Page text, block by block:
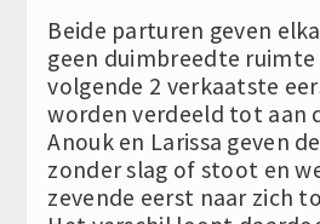
Beide parturen geven
geen duimbreedte
volgende 2 verkaatste
worden verdeeld tot aan
Anouk en Larissa geven
zonder slag of stoot en
zevende eerst naar zich